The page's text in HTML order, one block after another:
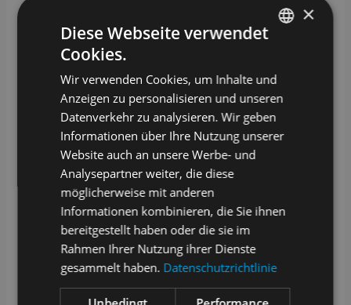
die die Realisierung offener,
hochperformanter Schnittstellen für
bspw. Geräteintegration, Anbin-dung
Ganzen ermöglicht. Dabei sollte das
LIMS idealerweise moderne
Schnittstellenstandards, wie LADS,
SiLA-2, AnIML, PAC-ID, T-REX, ADF,
HL7, MTP oder SDC unterstützen, da
diese für Interoperabilität, sichere
Datenübertragung und
Rückverfolgbarkeit sorgen und nicht
zuletzt für einfache Austauschbarkeit
der im Labor eingesetzten Geräte und
Softwareelemente sorgen. Unter
diesen Voraussetzungen fungiert das
LIMS als ein zentrales Bindeglied im
Labor der Zukunft, mit dem der
verwalten, orchestrieren und steuern
ENGLISH
×
Diese Webseite verwendet
Cookies.
Wir verwenden Cookies, um Inhalte und
Anzeigen zu personalisieren und unseren
Datenverkehr zu analysieren. Wir geben
Informationen über Ihre Nutzung unserer
Website auch an unsere Werbe- und
Analysepartner weiter, die diese
möglicherweise mit anderen
Informationen kombinieren, die Sie ihnen
bereitgestellt haben oder die sie im
Rahmen Ihrer Nutzung ihrer Dienste
gesammelt haben. Datenschutzrichtlinie